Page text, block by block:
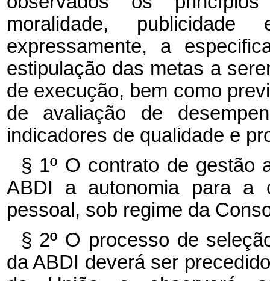
moralidade, publicidade
expressamente, a
estipulação das metas a
de execução, bem como
de avaliação de
indicadores de qualidade e
§ 1º O contrato de gestão
ABDI a autonomia para a
pessoal, sob regime da
§ 2º O processo de
da ABDI deverá ser